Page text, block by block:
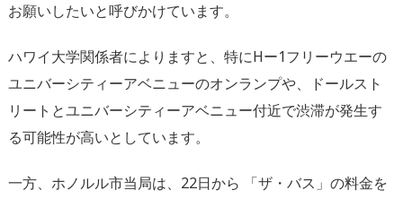
お願いしたいと呼びかけています。
ハワイ大学関係者によりますと、特にHー1フリーウエーの
ユニバーシティーアベニューのオンランプや、ドールスト
リートとユニバーシティーアベニュー付近で渋滞が発生す
る可能性が高いとしています。
一方、ホノルル市当局は、22日から 「ザ・バス」の料金を